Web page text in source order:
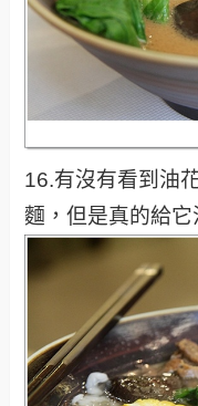
16.有沒有看到油
麵，但是真的給它